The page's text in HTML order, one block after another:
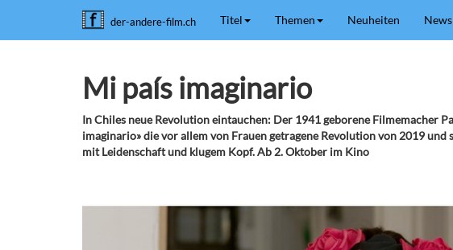
der-andere-film.ch Titel Themen Neuheiten
Mi país imaginario
In Chiles neue Revolution eintauchen: Der 1941 geborene Filmemacher
imaginario» die vor allem von Frauen getragene Revolution von 2019
mit Leidenschaft und klugem Kopf. Ab 2. Oktober im Kino